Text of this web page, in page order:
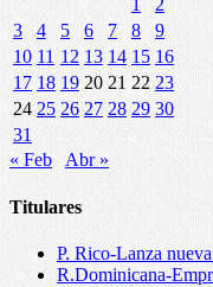
1
2
3
4 5 6 7 8
9
10 11 12 13 14 15 16
17 18 19 20 21 22 23
24 25 26 27 28 29 30
31
« Feb
Abr »
Titulares
P. Rico-Lanza
R.Dominicana-